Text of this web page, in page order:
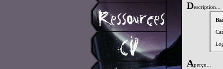
Description...
Aperçu...